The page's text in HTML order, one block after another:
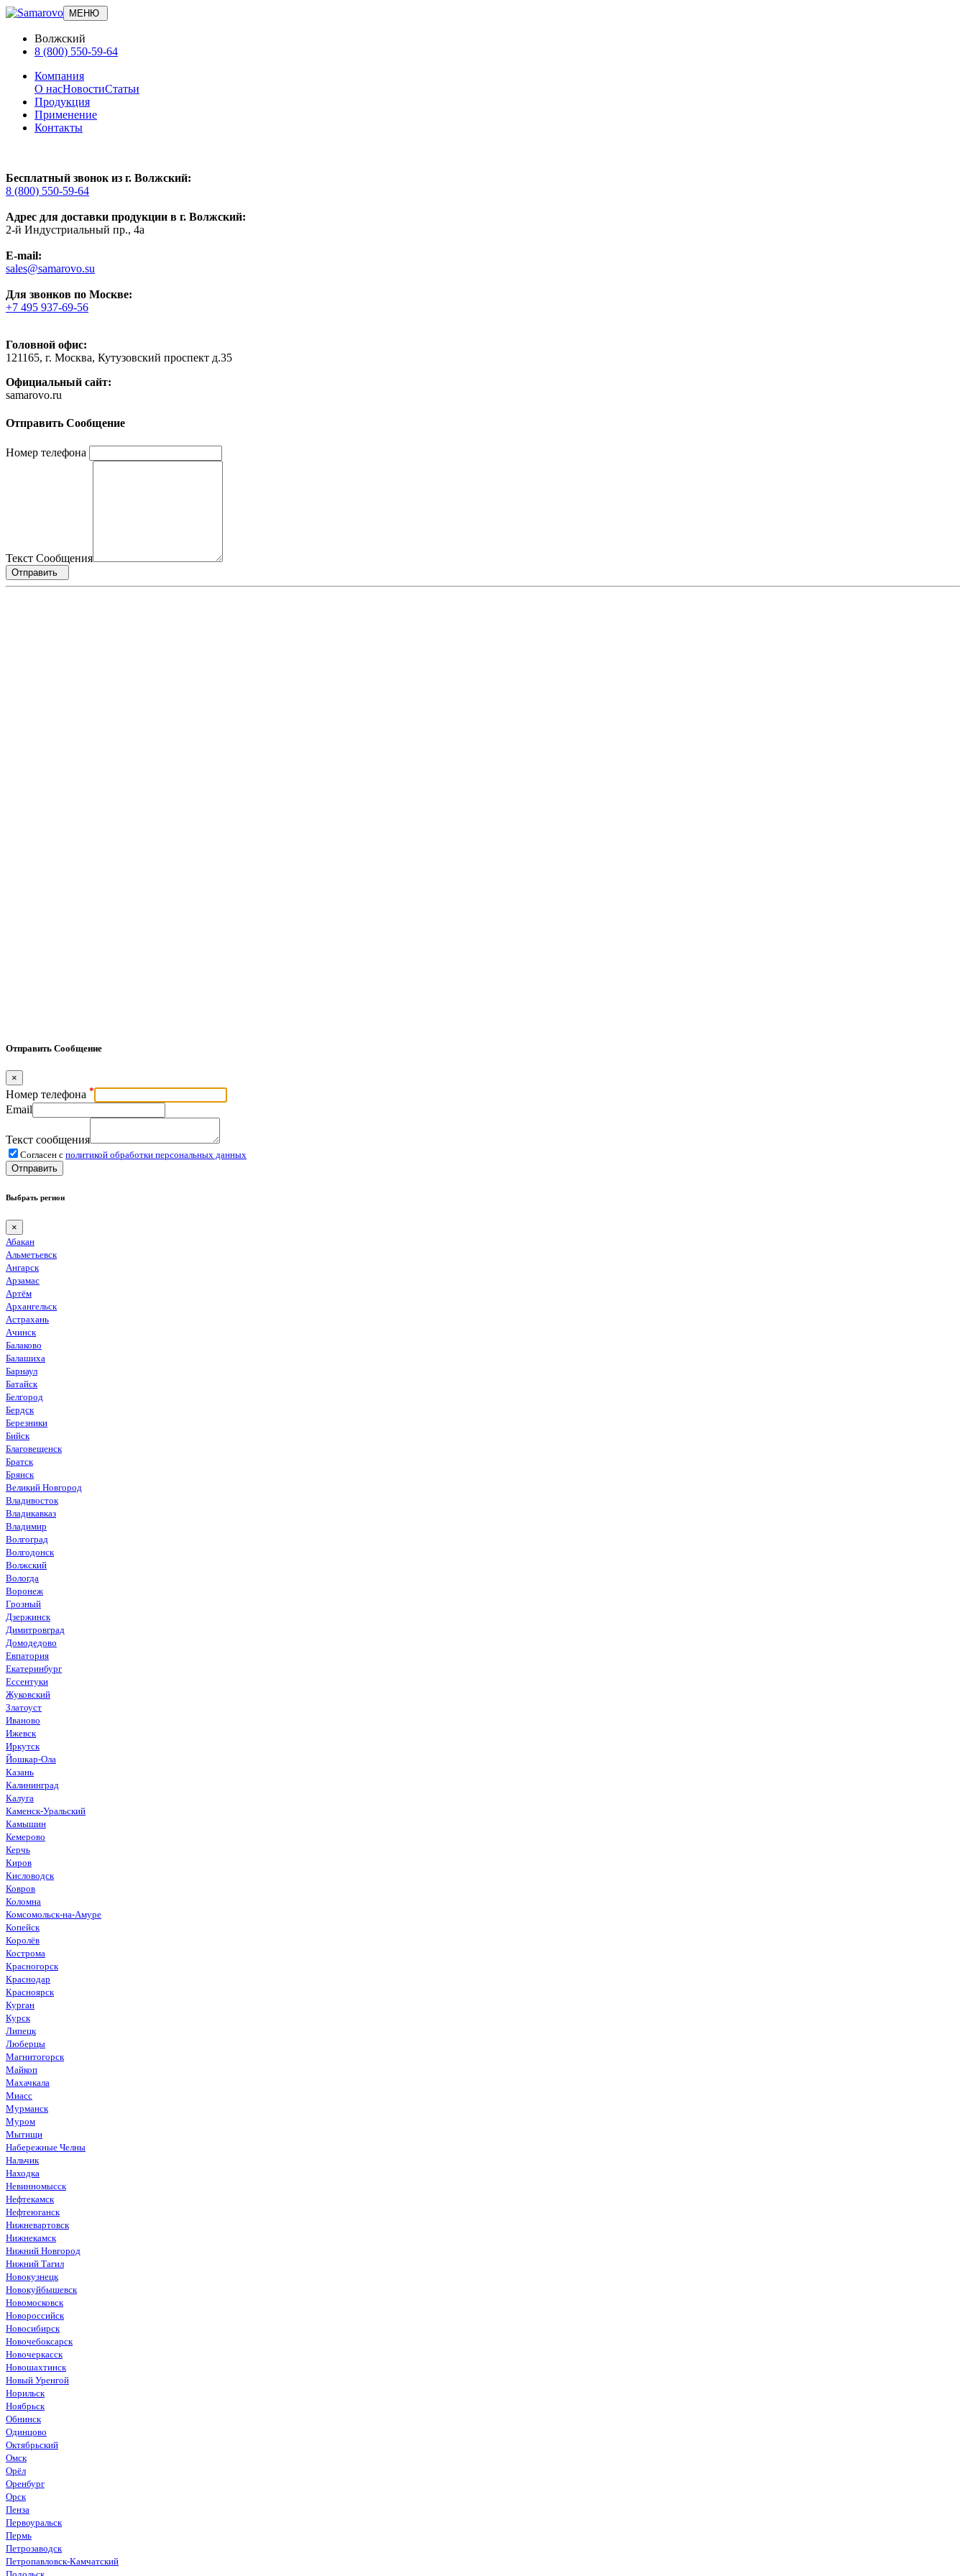
МЕНЮ
Волжский
8 (800) 550-59-64
Компания
О насНовостиСтатьи
Продукция
Применение
Контакты
Бесплатный звонок из г. Волжский:
8 (800) 550-59-64
Адрес для доставки продукции в г. Волжский:
2-й Индустриальный пр., 4а
E-mail:
sales@samarovo.su
Для звонков по Москве:
+7 495 937-69-56
Головной офис:
121165, г. Москва, Кутузовский проспект д.35
Официальный сайт:
samarovo.ru
Отправить Сообщение
Номер телефона
Текст Сообщения
Отправить
Отправить Сообщение
×
Номер телефона *
Email
Текст сообщения
Согласен с политикой обработки персональных данных
Отправить
Выбрать регион
×
Абакан
Альметьевск
Ангарск
Арзамас
Артём
Архангельск
Астрахань
Ачинск
Балаково
Балашиха
Барнаул
Батайск
Белгород
Бердск
Березники
Бийск
Благовещенск
Братск
Брянск
Великий Новгород
Владивосток
Владикавказ
Владимир
Волгоград
Волгодонск
Волжский
Вологда
Воронеж
Грозный
Дзержинск
Димитровград
Домодедово
Евпатория
Екатеринбург
Ессентуки
Жуковский
Златоуст
Иваново
Ижевск
Иркутск
Йошкар-Ола
Казань
Калининград
Калуга
Каменск-Уральский
Камышин
Кемерово
Керчь
Киров
Кисловодск
Ковров
Коломна
Комсомольск-на-Амуре
Копейск
Королёв
Кострома
Красногорск
Краснодар
Красноярск
Курган
Курск
Липецк
Люберцы
Магнитогорск
Майкоп
Махачкала
Миасс
Мурманск
Муром
Мытищи
Набережные Челны
Нальчик
Находка
Невинномысск
Нефтекамск
Нефтеюганск
Нижневартовск
Нижнекамск
Нижний Новгород
Нижний Тагил
Новокузнецк
Новокуйбышевск
Новомосковск
Новороссийск
Новосибирск
Новочебоксарск
Новочеркасск
Новошахтинск
Новый Уренгой
Норильск
Ноябрьск
Обнинск
Одинцово
Октябрьский
Омск
Орёл
Оренбург
Орск
Пенза
Первоуральск
Пермь
Петрозаводск
Петропавловск-Камчатский